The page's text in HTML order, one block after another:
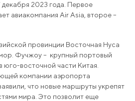
декабря 2023 года. Первое
авиакомпания Air Asia, второе –
провинции Восточная Нуса
Фучжоу – крупный портовый
восточной части Китая.
компании аэропорта
что новые маршруты укрепят
мира. Это позволит еще